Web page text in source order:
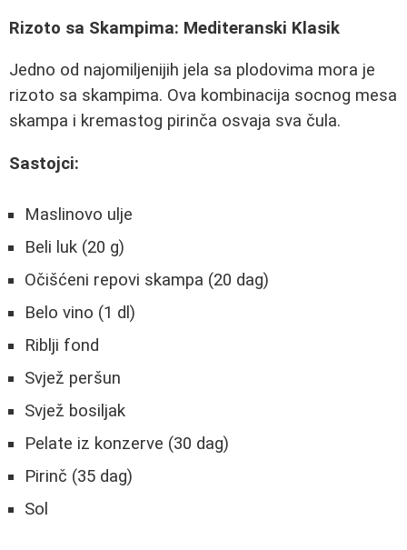
Rizoto sa Skampima: Mediteranski Klasik
Jedno od najomiljenijih jela sa plodovima mora je
rizoto sa skampima. Ova kombinacija socnog mesa
skampa i kremastog pirinča osvaja sva čula.
Sastojci:
Maslinovo ulje
Beli luk (20 g)
Očišćeni repovi skampa (20 dag)
Belo vino (1 dl)
Riblji fond
Svjež peršun
Svjež bosiljak
Pelate iz konzerve (30 dag)
Pirinč (35 dag)
Sol